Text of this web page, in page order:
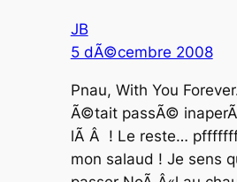
JB
5 dÃ©cembre 2008
Pnau, With You
Ã©tait passÃ©
lÃ Â ! Le reste…
mon salaud ! Je sens